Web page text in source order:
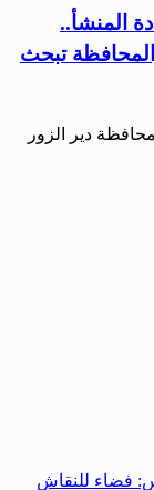
المنشأ..
تبحث
دير الزور